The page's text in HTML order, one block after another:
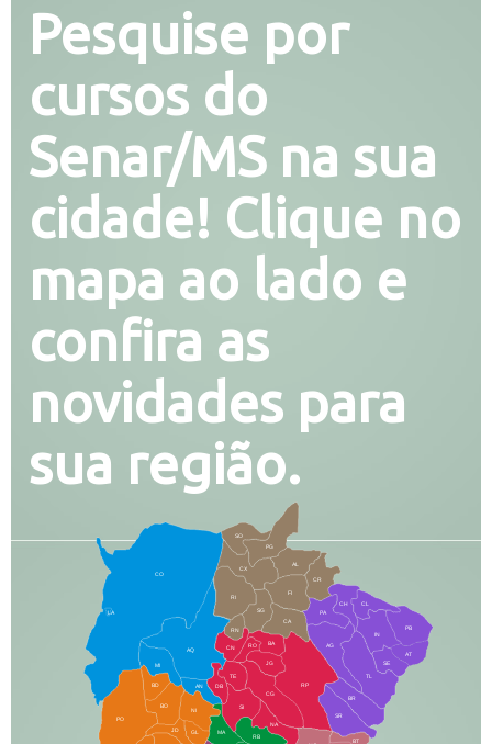
Pesquise por
cursos do
Senar/MS na sua
cidade! Clique no
mapa ao lado e
confira as
novidades para
sua região.
CO
AQ
MI
AN
CX
RI
AL
CR
FI
SG
BA
CA
PA
CH CL
PB
SE
TL
AG
BR
SR
BT
RP
RO
JG
CG
SI
NA
RB
MA
BD
BO
NI
JD
PO
DB
TE
IN
RN
CN
GL
AT
PG
SO
LA